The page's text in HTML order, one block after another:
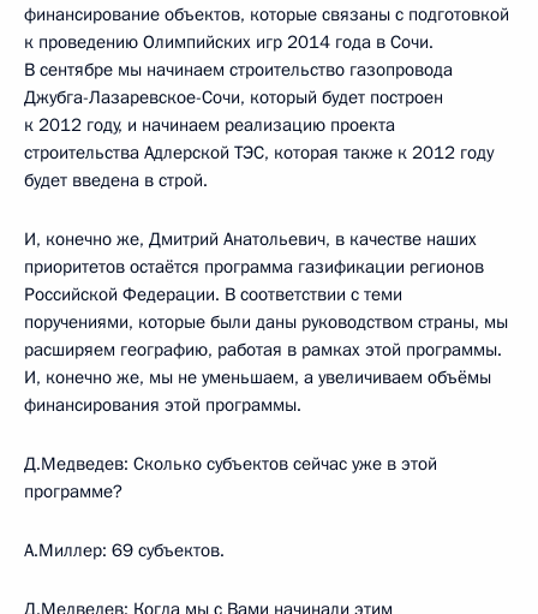
финансирование объектов, которые связаны с подготовкой
к проведению Олимпийских игр 2014 года в Сочи.
В сентябре мы начинаем строительство газопровода
Джубга-Лазаревское-Сочи, который будет построен
к 2012 году, и начинаем реализацию проекта
строительства Адлерской ТЭС, которая также к 2012 году
будет введена в строй.
И, конечно же, Дмитрий Анатольевич, в качестве наших
приоритетов остаётся программа газификации регионов
Российской Федерации. В соответствии с теми
поручениями, которые были даны руководством страны, мы
расширяем географию, работая в рамках этой программы.
И, конечно же, мы не уменьшаем, а увеличиваем объёмы
финансирования этой программы.
Д.Медведев: Сколько субъектов сейчас уже в этой
программе?
А.Миллер: 69 субъектов.
Д.Медведев: Когда мы с Вами начинали этим